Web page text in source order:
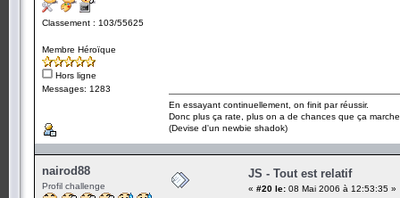
Classement : 103/55625
Membre Héroïque
Hors ligne
Messages: 1283
En essayant continuellement, on finit par réussir.
Donc plus ça rate, plus on a de chances que ça
(Devise d'un newbie shadok)
nairod88
Profil challenge
JS - Tout est relatif
« #20 le: 08 Mai 2006 à 12:53:35 »